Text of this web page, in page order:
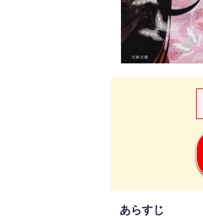
あらすじ